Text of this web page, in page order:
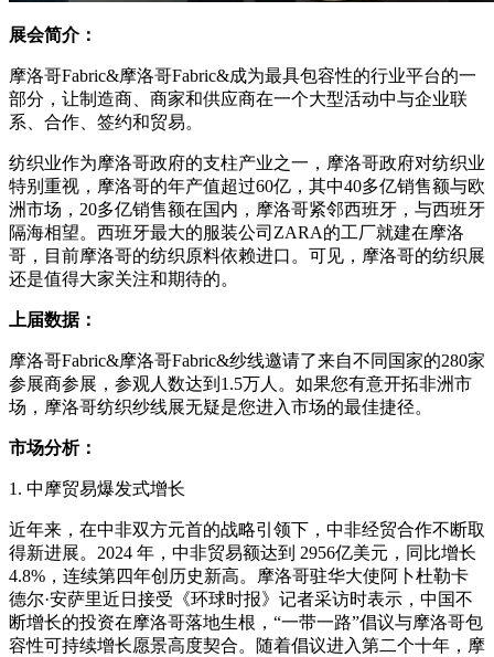
展会简介：
摩洛哥Fabric&摩洛哥Fabric&成为最具包容性的行业平台的一
部分，让制造商、商家和供应商在一个大型活动中与企业联
系、合作、签约和贸易。
纺织业作为摩洛哥政府的支柱产业之一，摩洛哥政府对纺织业
特别重视，摩洛哥的年产值超过60亿，其中40多亿销售额与欧
洲市场，20多亿销售额在国内，摩洛哥紧邻西班牙，与西班牙
隔海相望。西班牙最大的服装公司ZARA的工厂就建在摩洛
哥，目前摩洛哥的纺织原料依赖进口。可见，摩洛哥的纺织展
还是值得大家关注和期待的。
上届数据：
摩洛哥Fabric&摩洛哥Fabric&纱线邀请了来自不同国家的280家
参展商参展，参观人数达到1.5万人。如果您有意开拓非洲市
场，摩洛哥纺织纱线展无疑是您进入市场的最佳捷径。
市场分析：
1. 中摩贸易爆发式增长
近年来，在中非双方元首的战略引领下，中非经贸合作不断取
得新进展。2024 年，中非贸易额达到 2956亿美元，同比增长
4.8%，连续第四年创历史新高。摩洛哥驻华大使阿卜杜勒卡
德尔·安萨里近日接受《环球时报》记者采访时表示，中国不
断增长的投资在摩洛哥落地生根，“一带一路”倡议与摩洛哥包
容性可持续增长愿景高度契合。随着倡议进入第二个十年，摩